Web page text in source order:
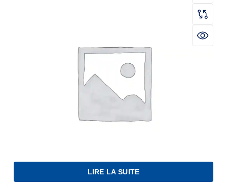
LIRE LA SUITE